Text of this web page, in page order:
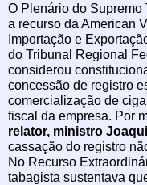
O Plenário do
a recurso da American
Importação e
do Tribunal Regional
considerou
concessão de registro
comercialização de
fiscal da empresa. Por
relator, ministro
cassação do registro
No Recurso
tabagista sustentava